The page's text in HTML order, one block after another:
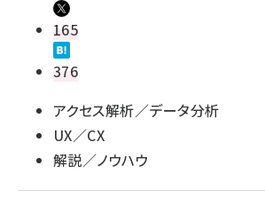
165
376
アクセス解析／データ分析
UX／CX
解説／ノウハウ